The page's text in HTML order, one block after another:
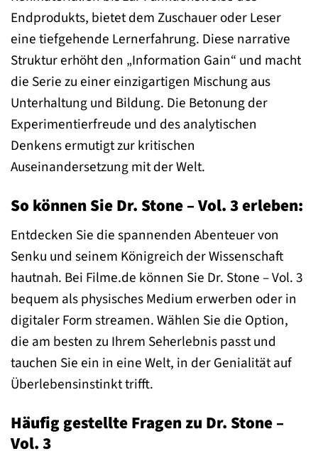
Endprodukts, bietet dem Zuschauer oder Leser
eine tiefgehende Lernerfahrung. Diese narrative
Struktur erhöht den „Information Gain“ und macht
die Serie zu einer einzigartigen Mischung aus
Unterhaltung und Bildung. Die Betonung der
Experimentierfreude und des analytischen
Denkens ermutigt zur kritischen
Auseinandersetzung mit der Welt.
So können Sie Dr. Stone – Vol. 3 erleben:
Entdecken Sie die spannenden Abenteuer von
Senku und seinem Königreich der Wissenschaft
hautnah. Bei Filme.de können Sie Dr. Stone – Vol. 3
bequem als physisches Medium erwerben oder in
digitaler Form streamen. Wählen Sie die Option,
die am besten zu Ihrem Seherlebnis passt und
tauchen Sie ein in eine Welt, in der Genialität auf
Überlebensinstinkt trifft.
Häufig gestellte Fragen zu Dr. Stone –
Vol. 3